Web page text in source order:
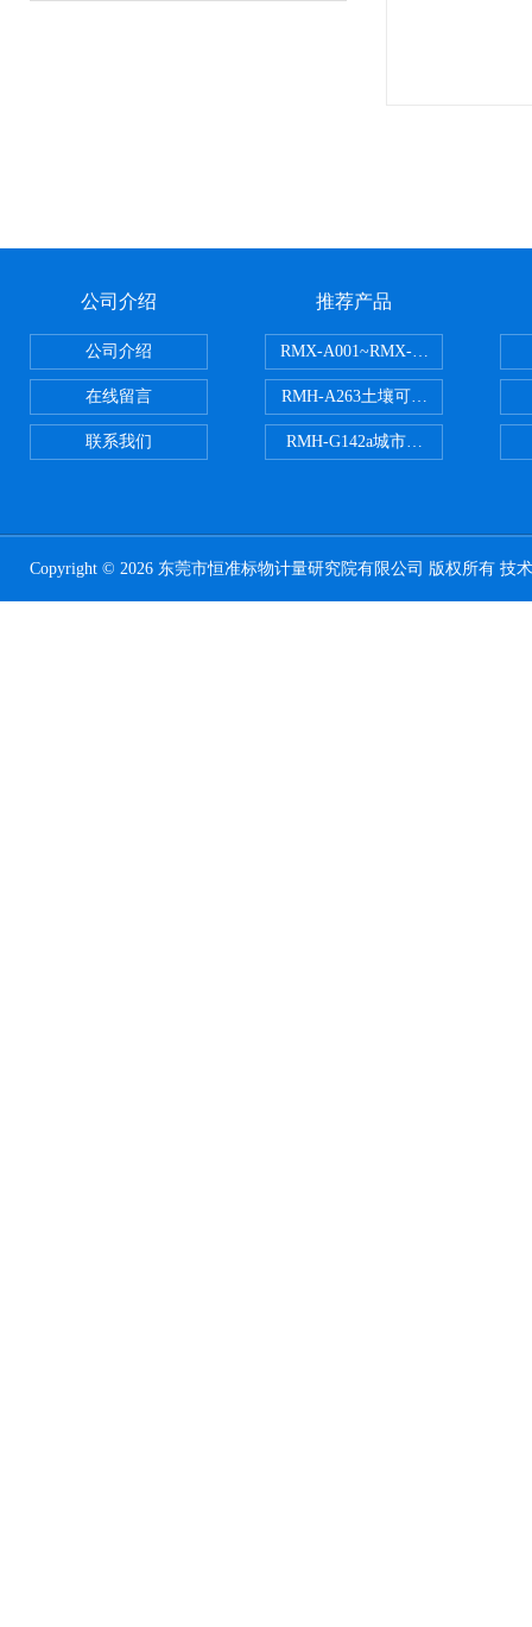
公司介绍
公司介绍
在线留言
联系我们
推荐产品
RMX-A001~RMX-A002丙烯酸涂
RMH-A263土壤可交换酸度分析标
RMH-G142a城市污水处理污泥中
Copyright © 2026 东莞市恒准标物计量研究院有限公司 版权所有 技